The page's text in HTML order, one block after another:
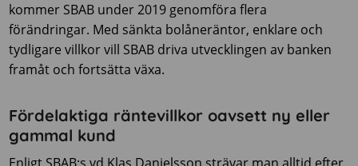
kommer SBAB under 2019 genomföra flera
förändringar. Med sänkta bolåneräntor, enklare och
tydligare villkor vill SBAB driva utvecklingen av banken
framåt och fortsätta växa.
Fördelaktiga räntevillkor oavsett ny eller
gammal kund